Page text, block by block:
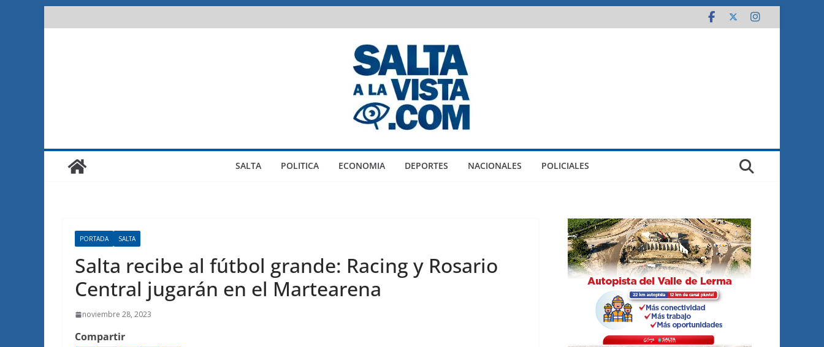
al
SALTA POLITICA ECONOMIA DEPORTES NACIONALES POLICIALES
PORTADA SALTA
Salta recibe al fútbol grande: Racing y Rosario
Central jugarán en el Martearena
noviembre 28, 2023
Compartir